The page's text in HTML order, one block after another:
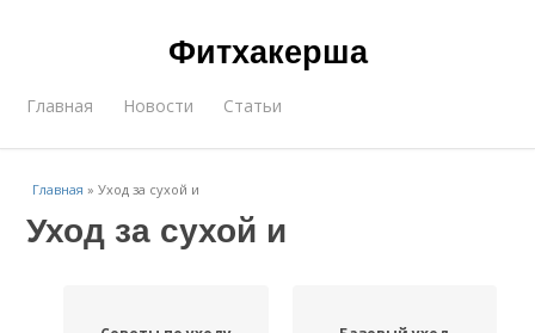
Фитхакерша
Главная Новости Статьи
Главная »Уход за сухой и
Уход за сухой и